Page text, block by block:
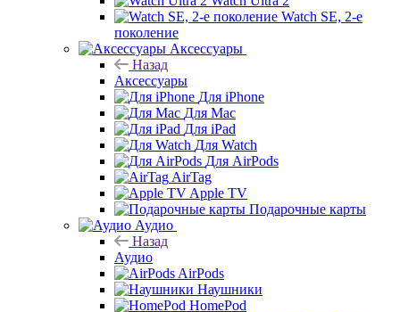
Watch SE, 2-е
поколение
Аксессуары
Назад
Аксессуары
Для iPhone
Для Mac
Для iPad
Для Watch
Для AirPods
AirTag
Apple TV
Подарочные карты
Аудио
Назад
Аудио
AirPods
Наушники
HomePod